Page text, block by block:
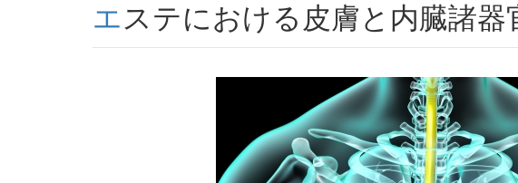
エステにおける皮膚と内臓諸